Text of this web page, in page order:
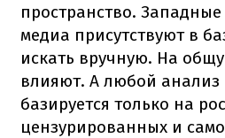
пространство.
медиа присутствуют в
искать вручную. На
влияют. А любой
базируется только на
цензурированных и